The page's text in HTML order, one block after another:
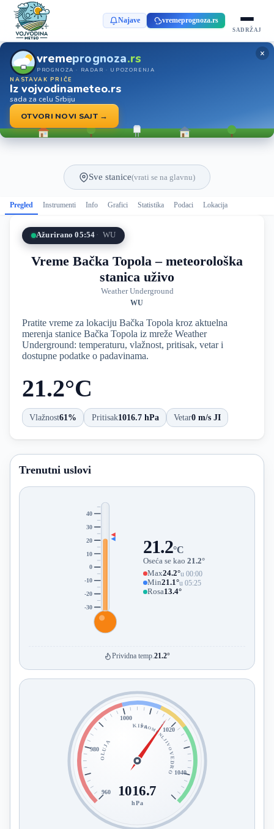
Najave vremeprognoza.rs
SADRŽAJ
vremeprognoza.rs
PROGNOZA · RADAR · UPOZORENJA
NASTAVAK PRIČE
Iz vojvodinameteo.rs
sada za celu Srbiju
OTVORI NOVI SAJT →
×
Sve stanice(vrati se na glavnu)
Pregled Instrumenti Info Grafici Statistika Podaci Lokacija
Ažurirano 05:54 WU
Vreme Bačka Topola – meteorološka
stanica uživo
Weather Underground
WU
Pratite vreme za lokaciju Bačka Topola kroz aktuelna
merenja stanice Bačka Topola iz mreže Weather
Underground: temperaturu, vlažnost, pritisak, vetar i
dostupne podatke o padavinama.
21.2°C
Vlažnost61% Pritisak1016.7 hPa Vetar0 m/s JI
Trenutni uslovi
-30
-20
-10
0
10
20
30
40
21.2°C
Oseća se kao 21.2°
Max24.2°u 00:00
Min21.1°u 05:25
Rosa13.4°
Prividna temp.21.2°
960
980
1000
1020
1040
OLUJA
KIŠAPROMENLJIVO
VEDRO
1016.7
hPa